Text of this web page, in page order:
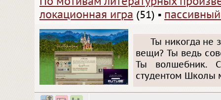
локационная игра (51) ▪
Ты никогда не
вещи? Ты ведь
Ты волшебник.
студентом Школы